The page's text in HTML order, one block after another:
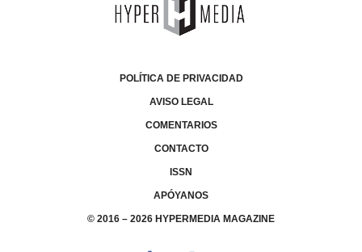
POLÍTICA DE PRIVACIDAD
AVISO LEGAL
COMENTARIOS
CONTACTO
ISSN
APÓYANOS
© 2016 – 2026 HYPERMEDIA MAGAZINE